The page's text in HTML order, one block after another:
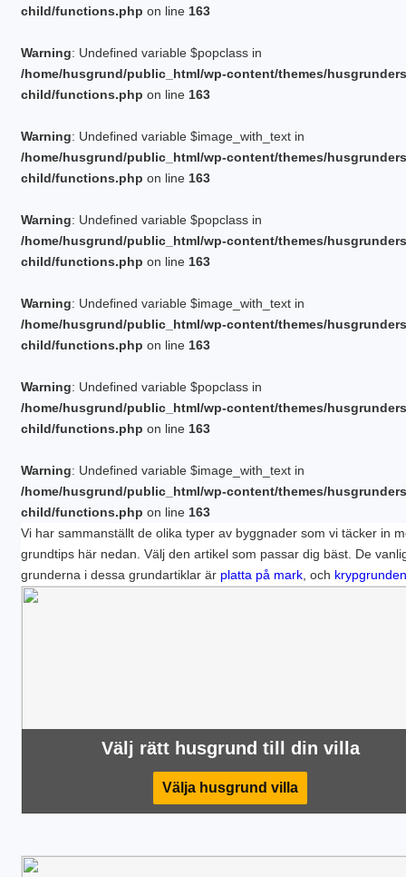
PLINTGRUND
VATTENBUREN GOLVVÄRME
child/functions.php on line 163
Warning: Undefined variable $popclass in
/home/husgrund/public_html/wp-content/themes/
child/functions.php on line 163
Warning: Undefined variable $image_with_text in
/home/husgrund/public_html/wp-content/themes/
child/functions.php on line 163
Warning: Undefined variable $popclass in
/home/husgrund/public_html/wp-content/themes/
child/functions.php on line 163
Warning: Undefined variable $image_with_text in
/home/husgrund/public_html/wp-content/themes/
child/functions.php on line 163
Warning: Undefined variable $popclass in
/home/husgrund/public_html/wp-content/themes/
child/functions.php on line 163
Warning: Undefined variable $image_with_text in
/home/husgrund/public_html/wp-content/themes/
child/functions.php on line 163
Vi har sammanställt de olika typer av byggnader som vi täcker in
grundtips här nedan. Välj den artikel som passar dig bäst. De
grunderna i dessa grundartiklar är platta på mark , och krypgrunden
Välj rätt husgrund till din villa
Välja husgrund villa